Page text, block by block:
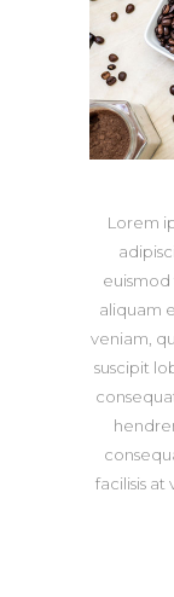
Lorem
aliquam
veniam,
suscipit
facilisis